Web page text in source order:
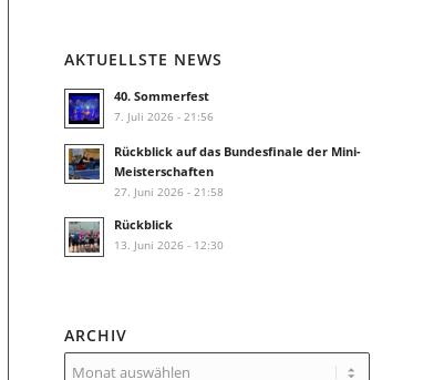
AKTUELLSTE NEWS
40. Sommerfest
7. Juli 2026 - 21:56
Rückblick auf das Bundesfinale der Mini-
Meisterschaften
27. Juni 2026 - 21:58
Rückblick
13. Juni 2026 - 12:30
ARCHIV